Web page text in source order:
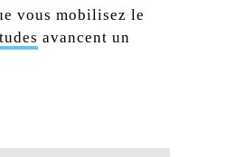
vous mobilisez le
avancent un